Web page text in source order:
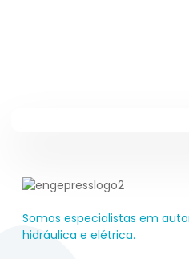
Somos especialistas em
hidráulica e elétrica.